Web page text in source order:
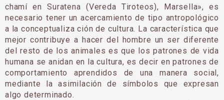
chamí en Suratena (Vereda Tiroteos), Marsella», es
necesario tener un acercamiento de tipo antropológico
a la conceptualiza ción de cultura. La característica que
mejor contribuye a hacer del hombre un ser diferente
del resto de los animales es que los patrones de vida
humana se anidan en la cultura, es decir en patrones de
comportamiento aprendidos de una manera social,
mediante la asimilación de símbolos que expresan
algo determinado.